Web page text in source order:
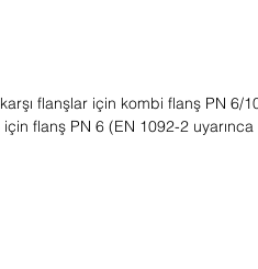
flanşlar için kombi flanş PN 6/
flanş PN 6 (EN 1092-2 uyarınca